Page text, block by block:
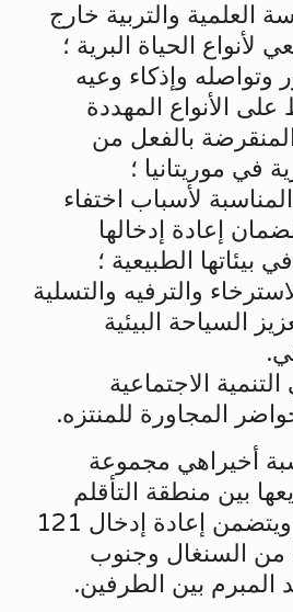
العلمية والتربية خارج
لأنواع الحياة البرية ؛
وتواصله وإذكاء وعيه
على الأنواع المهددة
بالفعل من
في موريتانيا ؛
لأسباب اختفاء
إعادة إدخالها
الطبيعية ؛
والترفيه والتسلية
السياحة البيئية
الاجتماعية
المجاورة للمنتزه.
أخيراهي مجموعة
بين منطقة التأقلم
وحديقة الحيوان. ويتضمن إعادة إدخال 121
15 نوعًا من السنغال وجنوب
المبرم بين الطرفين.